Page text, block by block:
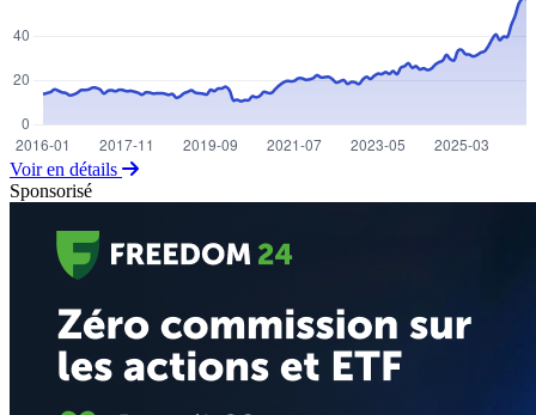
Voir en détails
Sponsorisé